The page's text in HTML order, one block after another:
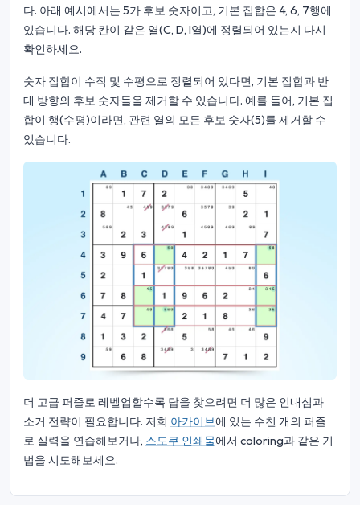
다. 아래 예시에서는 5가 후보 숫자이고, 기본 집합은 4, 6, 7행에
있습니다. 해당 칸이 같은 열(C, D, I열)에 정렬되어 있는지 다시
확인하세요.
숫자 집합이 수직 및 수평으로 정렬되어 있다면, 기본 집합과 반
대 방향의 후보 숫자들을 제거할 수 있습니다. 예를 들어, 기본 집
합이 행(수평)이라면, 관련 열의 모든 후보 숫자(5)를 제거할 수
있습니다.
더 고급 퍼즐로 레벨업할수록 답을 찾으려면 더 많은 인내심과
소거 전략이 필요합니다. 저희 아카이브에 있는 수천 개의 퍼즐
로 실력을 연습해보거나, 스도쿠 인쇄물에서 coloring과 같은 기
법을 시도해보세요.